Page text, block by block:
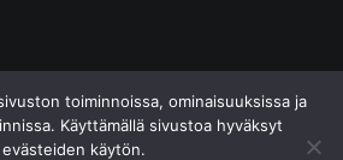
toiminnoissa, ominaisuuksissa ja
Käyttämällä sivustoa hyväksyt
evästeiden käytön.